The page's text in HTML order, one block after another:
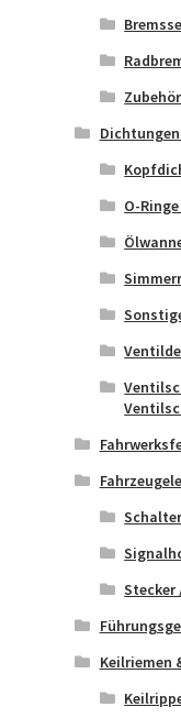
Zubehör
O-
Stecker
Keilriemen